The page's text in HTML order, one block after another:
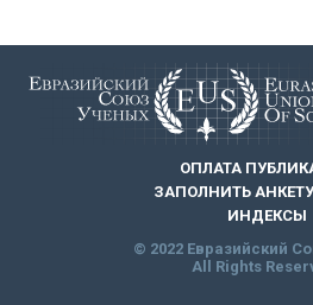
ОПЛАТА
ЗАПОЛНИТЬ
ИНДЕКСЫ
© 2022 Евразийский
All Rights